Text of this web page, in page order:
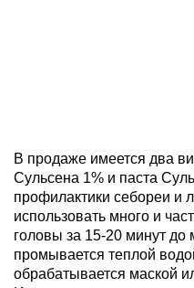
В продаже имеется два
Сульсена 1% и паста
профилактики себореи и
использовать много и
головы за 15-20 минут до
промывается теплой
обрабатывается маской